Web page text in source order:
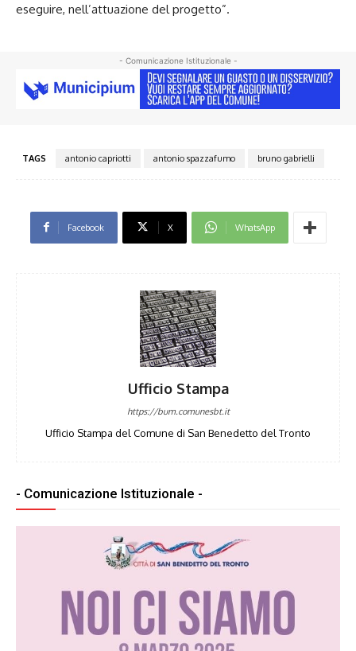
eseguire, nell’attuazione del progetto”.
- Comunicazione Istituzionale -
TAGS antonio capriotti antonio spazzafumo bruno gabrielli
Facebook X WhatsApp
Ufficio Stampa
https://bum.comunesbt.it
Ufficio Stampa del Comune di San Benedetto del Tronto
- Comunicazione Istituzionale -